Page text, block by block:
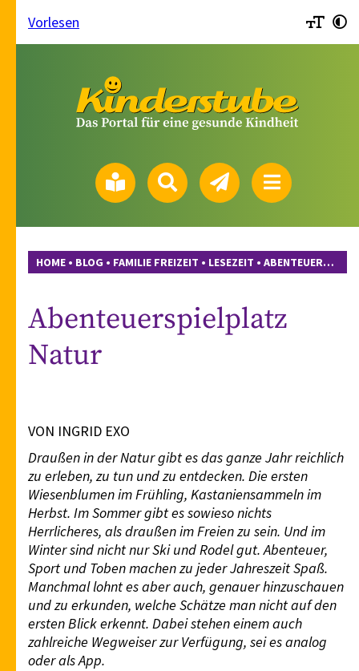
Vorlesen
HOME • BLOG • FAMILIE FREIZEIT • LESEZEIT • ABENTEUERSPIELPLATZ NATUR
Abenteuerspielplatz
Natur
VON INGRID EXO
Draußen in der Natur gibt es das ganze Jahr reichlich
zu erleben, zu tun und zu entdecken. Die ersten
Wiesenblumen im Frühling, Kastaniensammeln im
Herbst. Im Sommer gibt es sowieso nichts
Herrlicheres, als draußen im Freien zu sein. Und im
Winter sind nicht nur Ski und Rodel gut. Abenteuer,
Sport und Toben machen zu jeder Jahreszeit Spaß.
Manchmal lohnt es aber auch, genauer hinzuschauen
und zu erkunden, welche Schätze man nicht auf den
ersten Blick erkennt. Dabei stehen einem auch
zahlreiche Wegweiser zur Verfügung, sei es analog
oder als App.